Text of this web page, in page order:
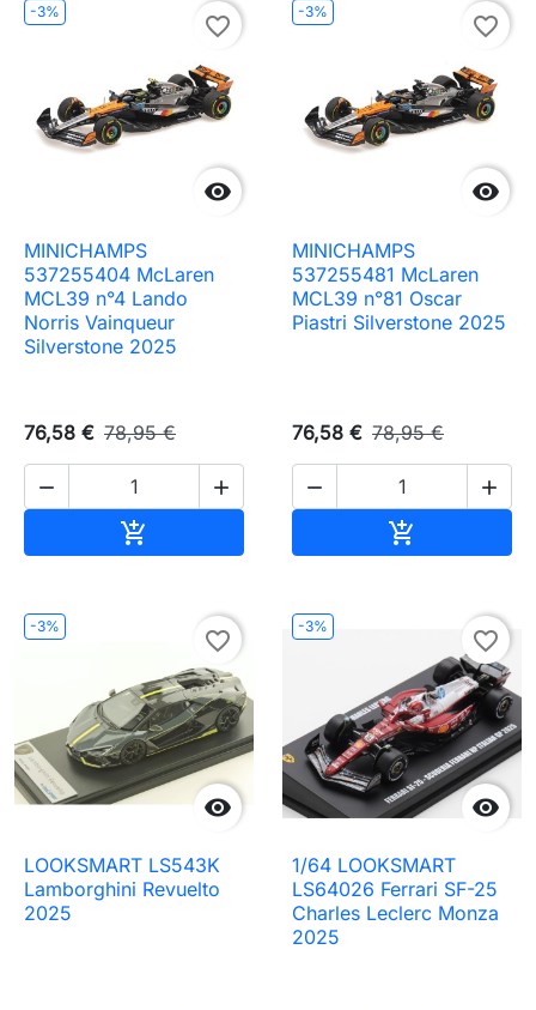
-3%

favorite_border
MINICHAMPS
537255404 McLaren
MCL39 n°4 Lando
Norris Vainqueur
Silverstone 2025
76,58 € 78,95 €
 

-3%

favorite_border
MINICHAMPS
537255481 McLaren
MCL39 n°81 Oscar
Piastri Silverstone 2025
76,58 € 78,95 €
 

-3%

favorite_border
LOOKSMART LS543K
Lamborghini Revuelto
2025
-3%

favorite_border
1/64 LOOKSMART
LS64026 Ferrari SF-25
Charles Leclerc Monza
2025